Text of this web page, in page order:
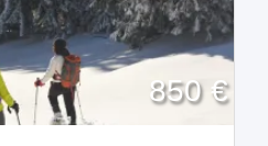
850 €